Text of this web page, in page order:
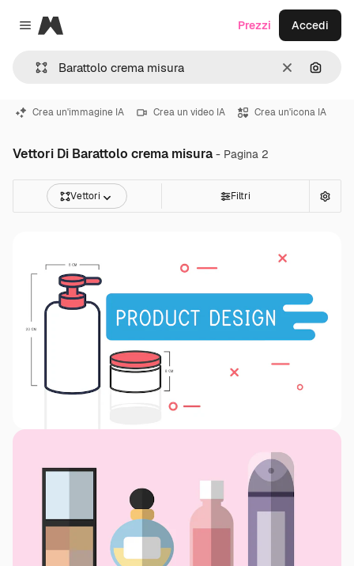
Close menu
Magnific
CancellaCerca
Prezzi Accedi
Crea un'immagine IA Crea un video IA Crea un'icona IA
Vettori Di Barattolo crema misura - Pagina 2
Vettori Filtri